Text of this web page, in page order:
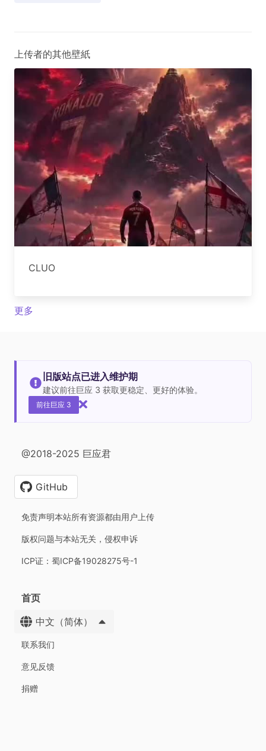
上传者的其他壁紙
CLUO
更多
旧版站点已进入维护期
建议前往巨应 3 获取更稳定、更好的体验。
前往巨应 3
@2018-2025 巨应君
GitHub
免责声明本站所有资源都由用户上传
版权问题与本站无关，侵权申诉
ICP证：蜀ICP备19028275号-1
首页
中文（简体）
联系我们
意见反馈
捐赠